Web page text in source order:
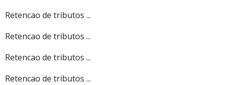
Retencao de tributos ...
Retencao de tributos ...
Retencao de tributos ...
Retencao de tributos ...